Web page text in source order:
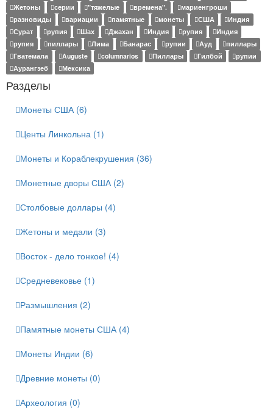
Жетоны
серии "тяжелые времена".
мариенгроши
разновиды
вариации памятные монеты США
Индия
Сурат
рупия Шах Джахан Индия рупия
Индия
рупия
пиллары Лима Банарас рупии Ауд
пиллары
Гватемала
Auguste columnarios Пиллары Гилбой
рупии
Аурангзеб
Мексика
Разделы
Монеты США (6)
Центы Линкольна (1)
Монеты и Кораблекрушения (36)
Монетные дворы США (2)
Столбовые доллары (4)
Жетоны и медали (3)
Восток - дело тонкое! (4)
Средневековье (1)
Размышления (2)
Памятные монеты США (4)
Монеты Индии (6)
Древние монеты (0)
Археология (0)